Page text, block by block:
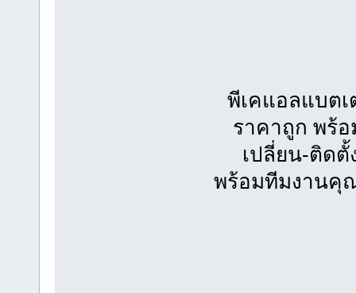
พีเคแอลแบตเ
ราคาถูก พร้
เปลี่ยน-ติดตั้
พร้อมทีมงานคุ